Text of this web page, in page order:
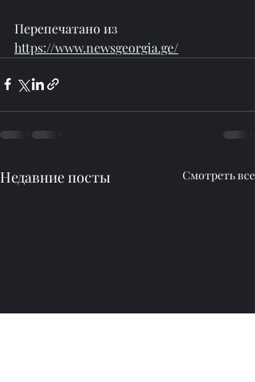
Перепечатано из
https://www.newsgeorgia.ge/
Недавние посты Смотреть все